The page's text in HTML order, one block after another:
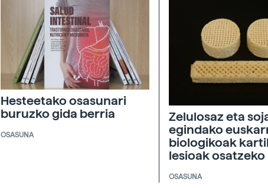
Hesteetako osasunari
buruzko gida berria
OSASUNA
Zelulosaz eta
egindako
biologikoak
lesioak osatzeko
OSASUNA